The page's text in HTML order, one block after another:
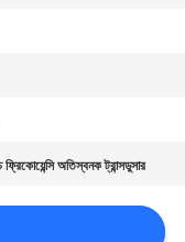
ফ্রিকোয়েন্সি অতিস্বনক ট্রান্সডুসার